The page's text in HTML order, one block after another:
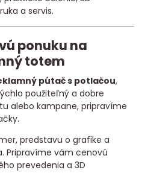
a servis.
ponuku na
totem
pútač s potlačou,
použiteľný a dobre
alebo kampane, pripravíme
predstavu o grafike a
Pripravíme vám cenovú
prevedenia a 3D